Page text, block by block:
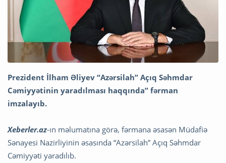
Prezident İlham Əliyev “Azərsilah” Açıq Səhmdar
Cəmiyyətinin yaradılması haqqında” fərman
imzalayıb.
Xeberler.az-ın məlumatına görə, fərmana əsasən Müdafiə
Sənayesi Nazirliyinin əsasında “Azərsilah” Açıq Səhmdar
Cəmiyyəti yaradılıb.